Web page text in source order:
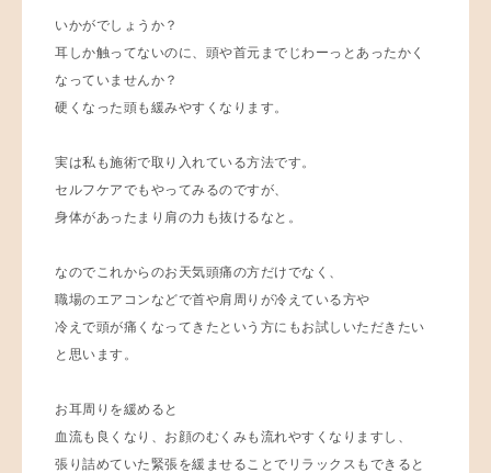
いかがでしょうか？
耳しか触ってないのに、頭や首元までじわーっとあったかく
なっていませんか？
硬くなった頭も緩みやすくなります。
実は私も施術で取り入れている方法です。
セルフケアでもやってみるのですが、
身体があったまり肩の力も抜けるなと。
なのでこれからのお天気頭痛の方だけでなく、
職場のエアコンなどで首や肩周りが冷えている方や
冷えで頭が痛くなってきたという方にもお試しいただきたい
と思います。
お耳周りを緩めると
血流も良くなり、お顔のむくみも流れやすくなりますし、
張り詰めていた緊張を緩ませることでリラックスもできると